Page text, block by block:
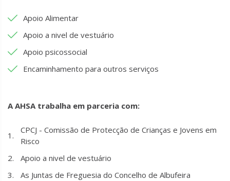
Apoio Alimentar
Apoio a nivel de vestuário
Apoio psicossocial
Encaminhamento para outros serviços
A AHSA trabalha em parceria com:
CPCJ - Comissão de Protecção de Crianças e Jovens em
Risco
Apoio a nivel de vestuário
As Juntas de Freguesia do Concelho de Albufeira